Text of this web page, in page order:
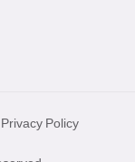
Privacy Policy